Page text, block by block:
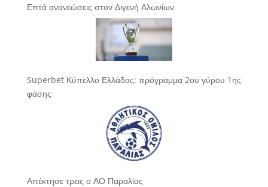
Επτά ανανεώσεις στον Διγενή Αλωνίων
Superbet Κύπελλο Ελλάδας: πρόγραμμα 2ου γύρου 1ης
φάσης
Απέκτησε τρεις ο ΑΟ Παραλίας